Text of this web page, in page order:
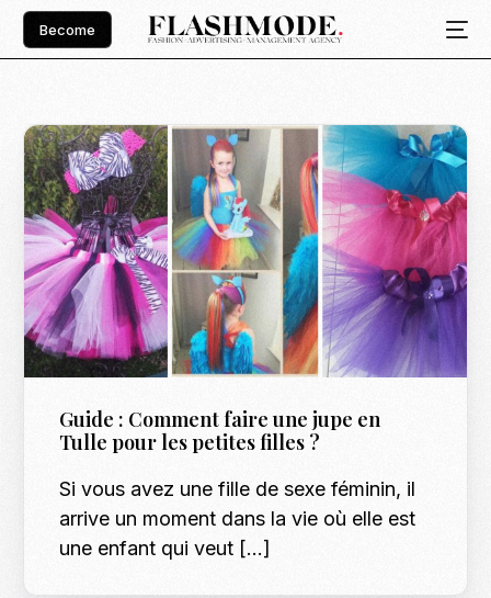
Become
Guide : Comment faire une jupe en
Tulle pour les petites filles ?
Si vous avez une fille de sexe féminin, il
arrive un moment dans la vie où elle est
une enfant qui veut […]